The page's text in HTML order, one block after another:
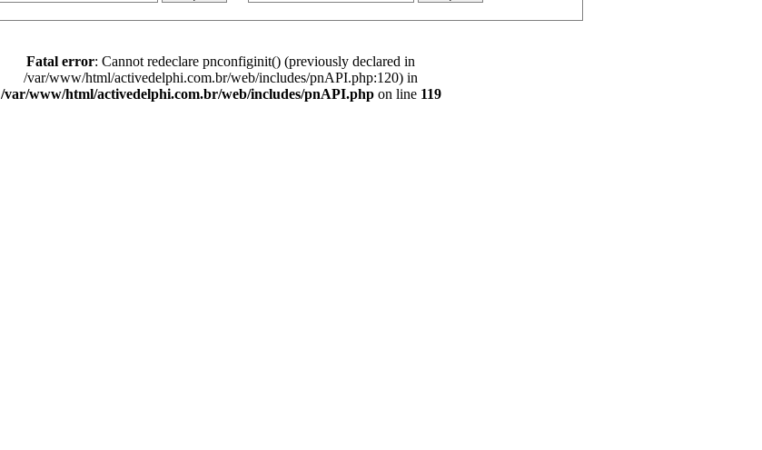
Fatal error: Cannot redeclare pnconfiginit() (previously declared in
/var/www/html/activedelphi.com.br/web/includes/pnAPI.php:120) in
/var/www/html/activedelphi.com.br/web/includes/pnAPI.phpon line 119